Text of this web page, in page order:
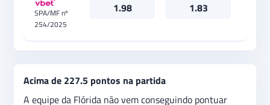
SPA/MF nº
254/2025
1.98 1.83
Acima de 227.5 pontos na partida
A equipe da Flórida não vem conseguindo pontuar